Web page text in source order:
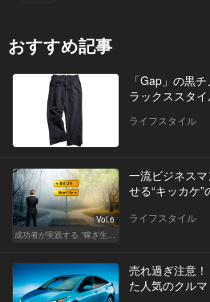
おすすめ記事
「Gap」の黒
ラックススタ
ライフスタイル
Vol.6
成功者が実践する “稼ぎ生活”
一流ビジネス
せる“キッカケ”
ライフスタイル
売れ過ぎ注意
た人気のクル